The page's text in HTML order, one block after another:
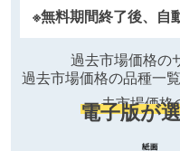
※無料期間終了後、自
過去市場価格の
過去市場価格の品種一
去市場価格
電子版が